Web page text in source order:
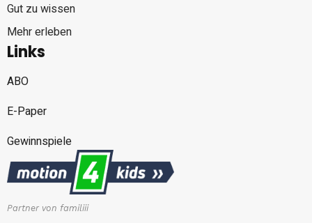
Gut zu wissen
Mehr erleben
Links
ABO
E-Paper
Gewinnspiele
Partner von familiii